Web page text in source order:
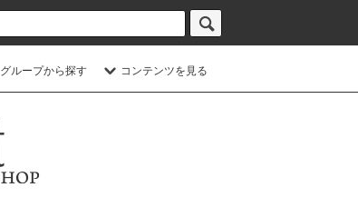
グループから探す コンテンツを見る